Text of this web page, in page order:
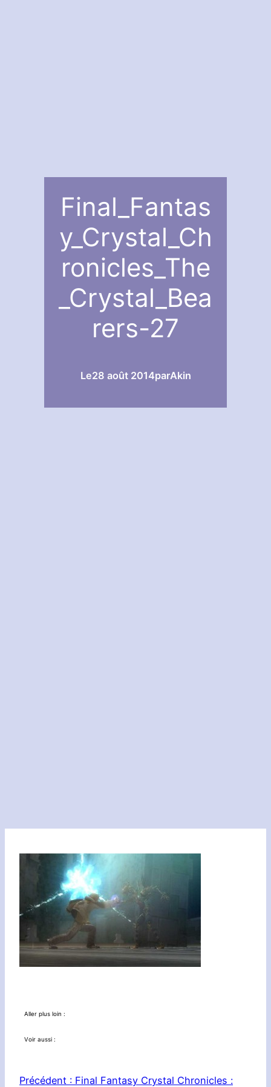
Final_Fantas
y_Crystal_Ch
ronicles_The
_Crystal_Bea
rers-27
Le28 août 2014parAkin
Aller plus loin :
Voir aussi :
Précédent : Final Fantasy Crystal Chronicles :